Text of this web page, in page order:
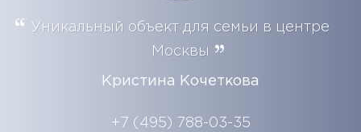
Уникальный объект для семьи в центре
Москвы
Кристина Кочеткова
+7 (495) 788-03-35